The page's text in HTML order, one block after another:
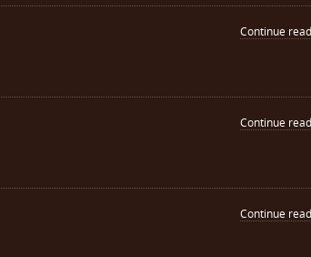
Continue
Continue
Continue